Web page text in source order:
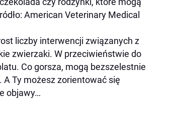
American Veterinary Medical
liczby interwencji związanych z
zwierzaki. W przeciwieństwie do
Co gorsza, mogą bezszelestnie
Ty możesz zorientować się
objawy…